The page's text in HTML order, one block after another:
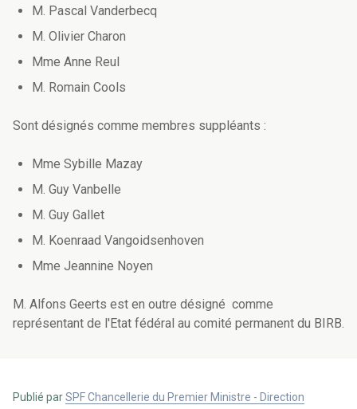
M. Pascal Vanderbecq
M. Olivier Charon
Mme Anne Reul
M. Romain Cools
Sont désignés comme membres suppléants :
Mme Sybille Mazay
M. Guy Vanbelle
M. Guy Gallet
M. Koenraad Vangoidsenhoven
Mme Jeannine Noyen
M. Alfons Geerts est en outre désigné comme
représentant de l'Etat fédéral au comité permanent du BIRB.
Publié parSPF Chancellerie du Premier Ministre - Direction